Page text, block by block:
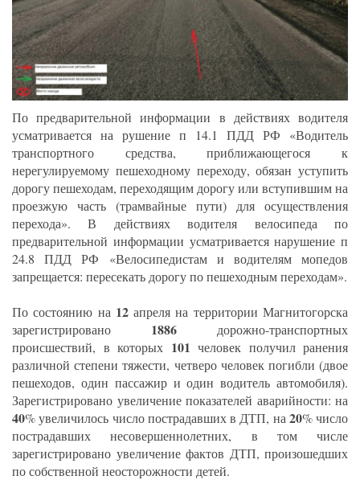
По предварительной информации в действиях водителя
усматривается на рушение п 14.1 ПДД РФ «Водитель
транспортного средства, приближающегося к
нерегулируемому пешеходному переходу, обязан уступить
дорогу пешеходам, переходящим дорогу или вступившим на
проезжую часть (трамвайные пути) для осуществления
перехода». В действиях водителя велосипеда по
предварительной информации усматривается нарушение п
24.8 ПДД РФ «Велосипедистам и водителям мопедов
запрещается: пересекать дорогу по пешеходным переходам».
По состоянию на 12апреля на территории Магнитогорска
зарегистрировано 1886 дорожно-транспортных
происшествий, в которых 101 человек получил ранения
различной степени тяжести, четверо человек погибли (двое
пешеходов, один пассажир и один водитель автомобиля).
Зарегистрировано увеличение показателей аварийности: на
40% увеличилось число пострадавших в ДТП, на 20% число
пострадавших несовершеннолетних, в том числе
зарегистрировано увеличение фактов ДТП, произошедших
по собственной неосторожности детей.